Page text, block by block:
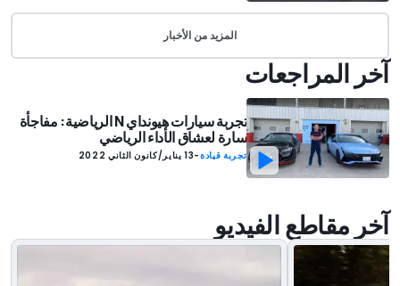
المزيد من الأخبار
آخر المراجعات
تجربة سيارات هيونداي N الرياضية: مفاجأة
سارة لعشاق الأداء الرياضي
تجربة قيادة-13 يناير/كانون الثاني 2022
آخر مقاطع الفيديو